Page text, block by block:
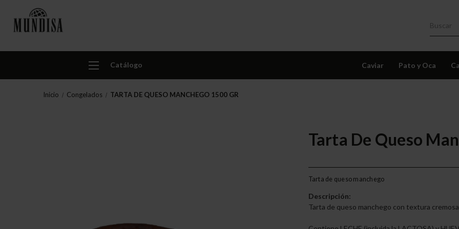
Catálogo Caviar Pato y Oca
Inicio Congelados TARTA DE QUESO MANCHEGO 1500 GR
Tarta De Queso
Tarta de queso manchego
Descripción:
Tarta de queso manchego con textura